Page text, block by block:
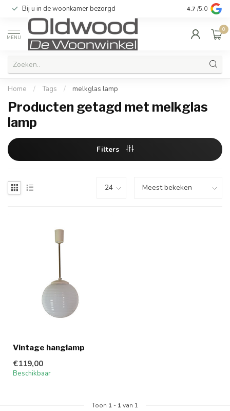
Bij u in de woonkamer bezorgd Kwaliteit &
4.7 /5.0
MENU
0
Home / Tags / melkglas lamp
Producten getagd met melkglas
lamp
Filters
Vintage hanglamp
€119,00
Beschikbaar
Toon 1 - 1van 1